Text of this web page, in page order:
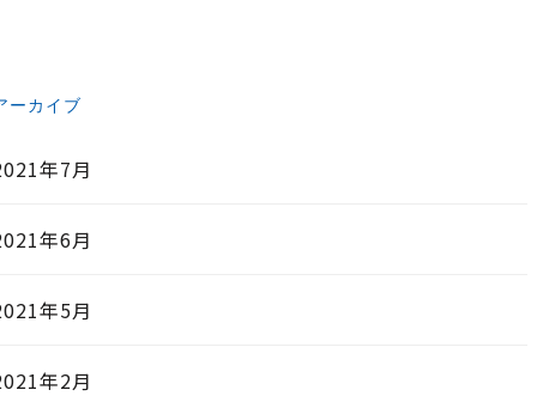
ーカイブ
年7月
年6月
年5月
年2月